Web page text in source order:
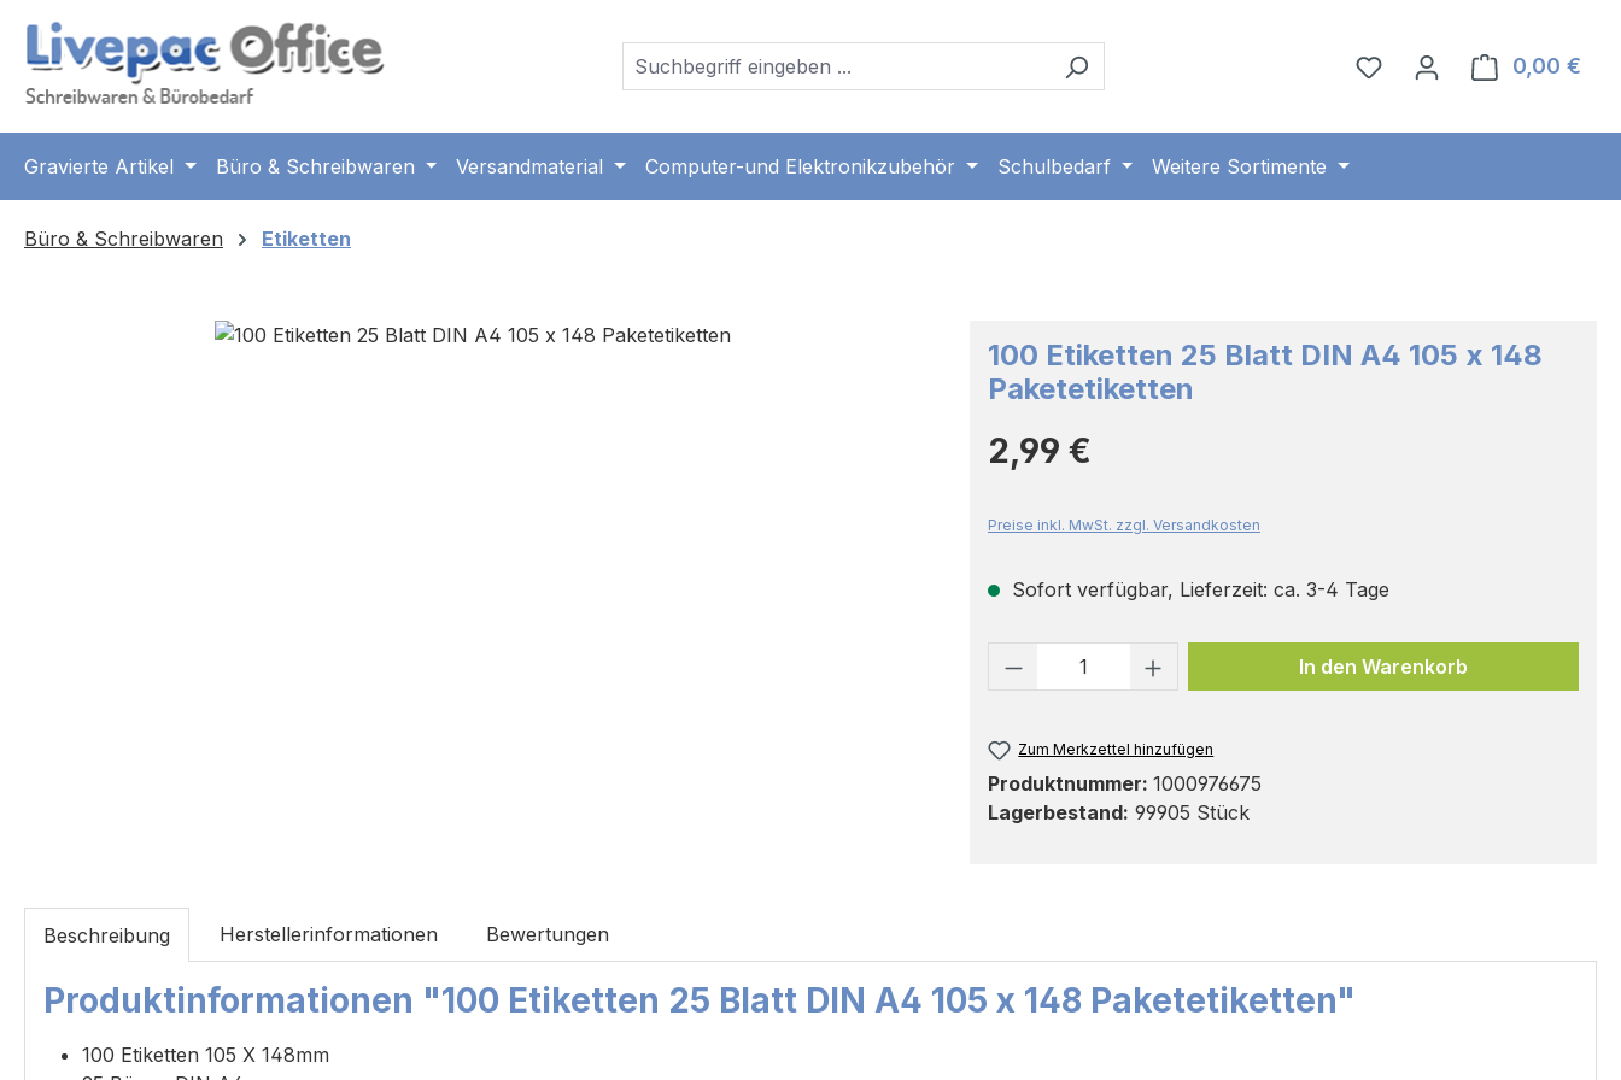
Hauptinhalt springen
Zur Suche springen
Zur Hauptnavigation springen
0,00 €
Gravierte Artikel Büro & Schreibwaren Versandmaterial Computer-und Elektronikzubehör Schulbedarf Weitere Sortimente
Büro & Schreibwaren Etiketten
Bildergalerie überspringen
100 Etiketten 25 Blatt DIN A4 105 x 148
Paketetiketten
Regulärer Preis:
2,99 €
Preise inkl. MwSt. zzgl. Versandkosten
Sofort verfügbar, Lieferzeit: ca. 3-4 Tage
Produkt Anzahl: Gib den gewünschten Wert
In den Warenkorb
Zum Merkzettel hinzufügen
Produktnummer: 1000976675
Lagerbestand: 99905 Stück
Beschreibung Herstellerinformationen Bewertungen
Produktinformationen "100 Etiketten 25 Blatt DIN A4 105 x 148 Paketetiketten"
100 Etiketten 105 X 148mm